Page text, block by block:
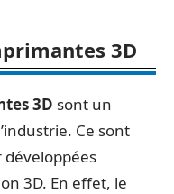
3D
3D sont un
Ce sont
développées
3D. En effet, le